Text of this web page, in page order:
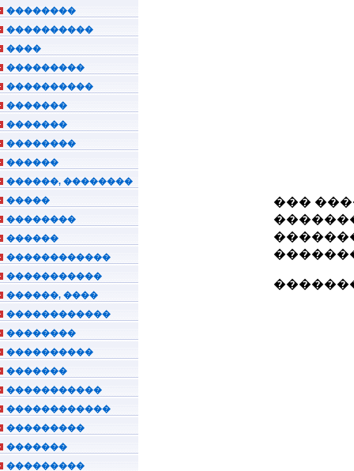
��������
����������
����
���������
����������
�������
�������
��������
������
������, ��������
�����
��������
������
������������
�����������
������, ����
������������
��������
����������
�������
�����������
������������
���������
�������
���������
���